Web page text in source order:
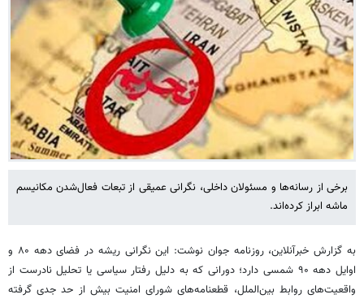
برخی از رسانه‌ها و مسئولان داخلی، نگرانی عمیقی از تبعات فعال‌شدن مکانیسم
ماشه ابراز کرده‌اند.
به گزارش خبرآنلاین، روزنامه جوان نوشت: این نگرانی ریشه در فضای دهه ۸۰ و
اوایل دهه ۹۰ شمسی دارد؛ دورانی که به دلیل رفتار سیاسی یا تحلیل نادرست از
واقعیت‌های روابط بین‌الملل، قطعنامه‌های شورای امنیت بیش از حد جدی گرفته